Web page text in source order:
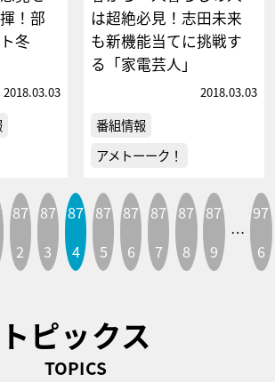
！部
冬
2018.03.03
は超絶必見！志田未来
も新機能当てに挑戦す
る「家電芸人」
2018.03.03
番組情報
アメトーーク！
87
2
87
3
87
4
87
5
87
6
87
7
87
8
87
9
…
97
6
トピックス
TOPICS